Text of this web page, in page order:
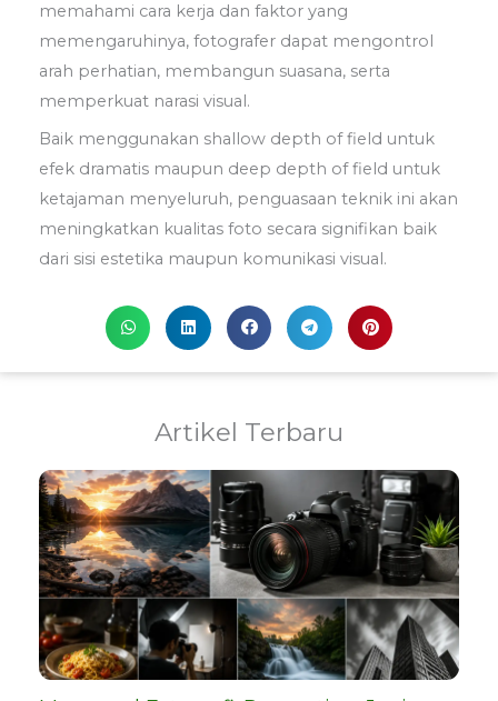
memahami cara kerja dan faktor yang
memengaruhinya, fotografer dapat mengontrol
arah perhatian, membangun suasana, serta
memperkuat narasi visual.
Baik menggunakan shallow depth of field untuk
efek dramatis maupun deep depth of field untuk
ketajaman menyeluruh, penguasaan teknik ini akan
meningkatkan kualitas foto secara signifikan baik
dari sisi estetika maupun komunikasi visual.
Artikel Terbaru